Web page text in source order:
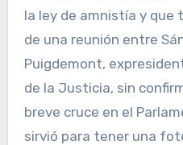
la ley de amnistía y que
de una reunión entre
Puigdemont,
de la Justicia, sin
breve cruce en el
sirvió para tener una